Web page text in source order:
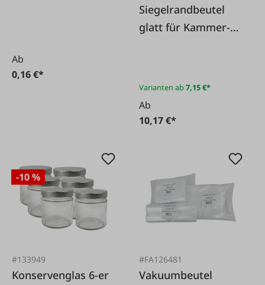
Ab
0,16 €*
Siegelrandbeutel
glatt für Kammer-
Varianten ab7,15 €*
Ab
10,17 €*
-10 %
#133949
Konservenglas 6-er
#FA126481
Vakuumbeutel